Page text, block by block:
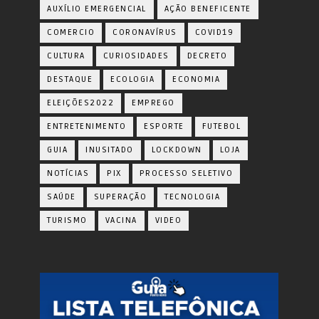
AUXÍLIO EMERGENCIAL AÇÃO BENEFICENTE
COMERCIO CORONAVÍRUS COVID19
CULTURA CURIOSIDADES DECRETO
DESTAQUE ECOLOGIA ECONOMIA
ELEIÇÕES2022 EMPREGO
ENTRETENIMENTO ESPORTE FUTEBOL
GUIA INUSITADO LOCKDOWN LOJA
NOTÍCIAS PIX PROCESSO SELETIVO
SAÚDE SUPERAÇÃO TECNOLOGIA
TURISMO VACINA VIDEO